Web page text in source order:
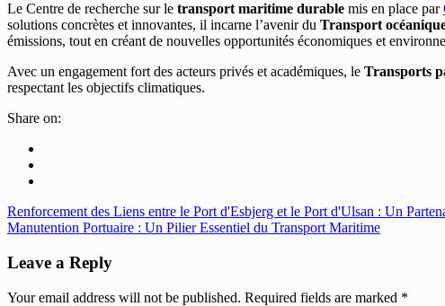
Le Centre de recherche sur le transport maritime durable mis en place par
solutions concrètes et innovantes, il incarne l’avenir du Transport
émissions, tout en créant de nouvelles opportunités économiques et
Avec un engagement fort des acteurs privés et académiques, le Transports
respectant les objectifs climatiques.
Share on:
Renforcement des Liens entre le Port d'Esbjerg et le Port d'Ulsan : Un
Manutention Portuaire : Un Pilier Essentiel du Transport Maritime
Leave a Reply
Your email address will not be published. Required fields are marked *